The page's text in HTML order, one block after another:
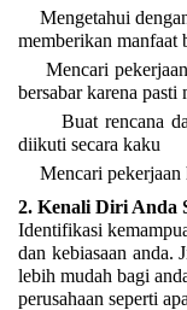
Mengetahui
memberikan manfaat
Mencari
bersabar karena
Buat rencana
diikuti secara kaku
Mencari pekerjaan
2. Kenali Diri Anda
Identifikasi
dan kebiasaan anda.
lebih mudah bagi
perusahaan seperti